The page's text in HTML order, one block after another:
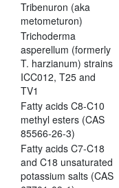
Tribenuron (aka
metometuron)
Trichoderma
asperellum (formerly
T. harzianum) strains
ICC012, T25 and
TV1
Fatty acids C8-C10
methyl esters (CAS
85566-26-3)
Fatty acids C7-C18
and C18 unsaturated
potassium salts (CAS